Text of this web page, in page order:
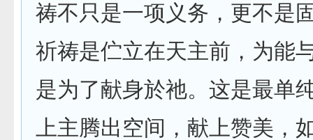
祷不只是一项义务，更不是
祈祷是伫立在天主前，为能
是为了献身於祂。这是最单
上主腾出空间，献上赞美，